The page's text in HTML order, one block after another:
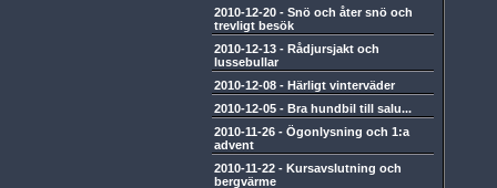
2010-12-20 - Snö och åter snö och
trevligt besök
2010-12-13 - Rådjursjakt och
lussebullar
2010-12-08 - Härligt vinterväder
2010-12-05 - Bra hundbil till salu...
2010-11-26 - Ögonlysning och 1:a
advent
2010-11-22 - Kursavslutning och
bergvärme